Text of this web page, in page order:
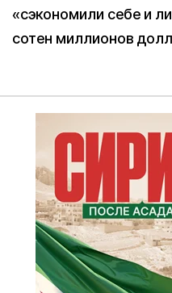
«сэкономили себе и
сотен миллионов